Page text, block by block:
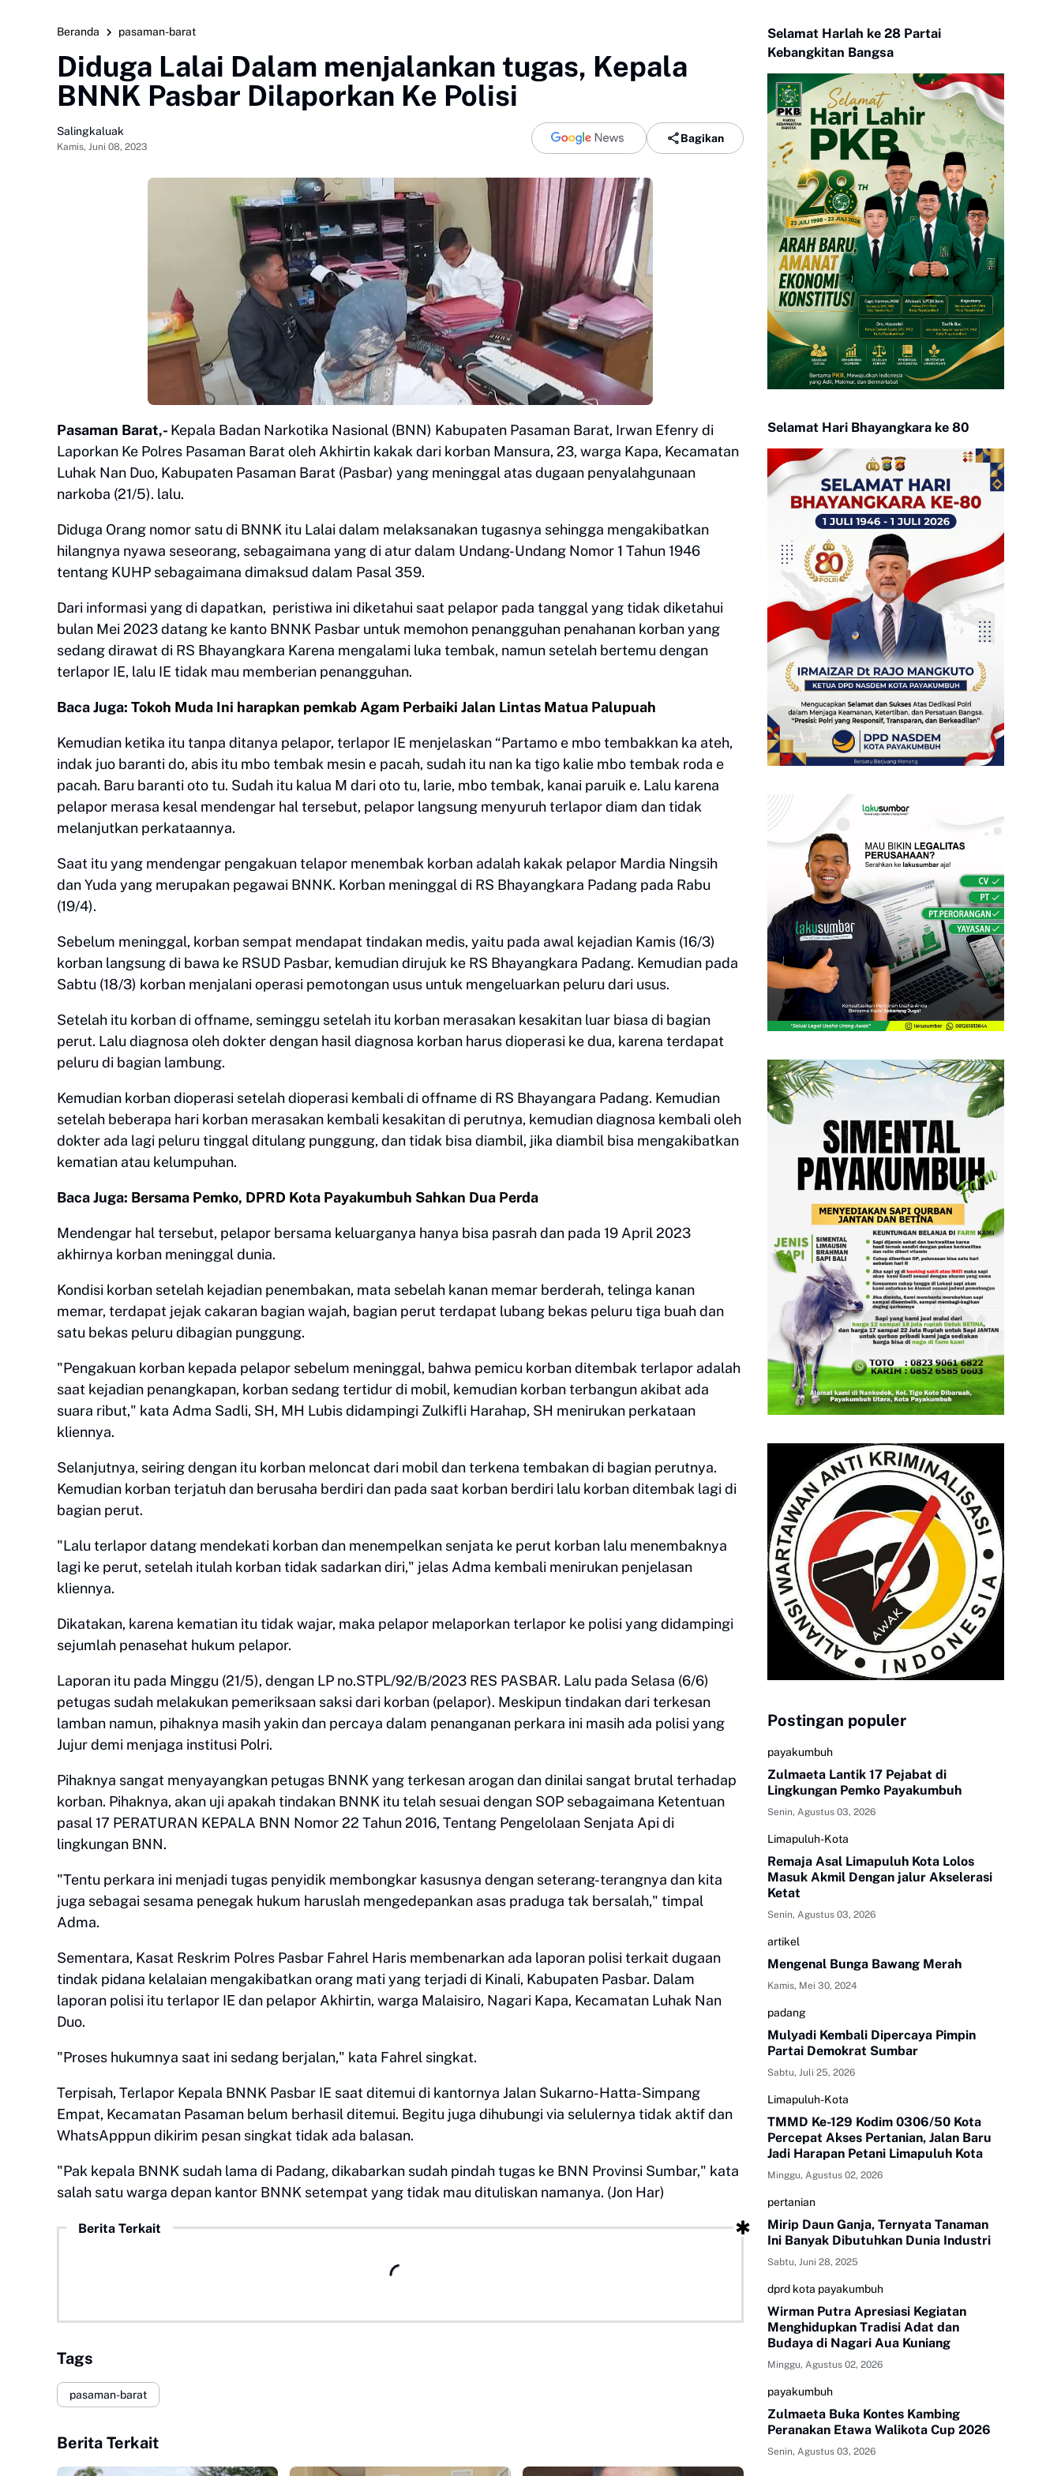
Beranda pasaman-barat
Diduga Lalai Dalam menjalankan tugas, Kepala
BNNK Pasbar Dilaporkan Ke Polisi
Salingkaluak
Kamis, Juni 08, 2023
Bagikan
Pasaman Barat,- Kepala Badan Narkotika Nasional (BNN) Kabupaten Pasaman Barat, Irwan Efenry di
Laporkan Ke Polres Pasaman Barat oleh Akhirtin kakak dari korban Mansura, 23, warga Kapa, Kecamatan
Luhak Nan Duo, Kabupaten Pasaman Barat (Pasbar) yang meninggal atas dugaan penyalahgunaan
narkoba (21/5). lalu.
Diduga Orang nomor satu di BNNK itu Lalai dalam melaksanakan tugasnya sehingga mengakibatkan
hilangnya nyawa seseorang, sebagaimana yang di atur dalam Undang-Undang Nomor 1 Tahun 1946
tentang KUHP sebagaimana dimaksud dalam Pasal 359.
Dari informasi yang di dapatkan, peristiwa ini diketahui saat pelapor pada tanggal yang tidak diketahui
bulan Mei 2023 datang ke kanto BNNK Pasbar untuk memohon penangguhan penahanan korban yang
sedang dirawat di RS Bhayangkara Karena mengalami luka tembak, namun setelah bertemu dengan
terlapor IE, lalu IE tidak mau memberian penangguhan.
Baca Juga: Tokoh Muda Ini harapkan pemkab Agam Perbaiki Jalan Lintas Matua Palupuah
Kemudian ketika itu tanpa ditanya pelapor, terlapor IE menjelaskan “Partamo e mbo tembakkan ka ateh,
indak juo baranti do, abis itu mbo tembak mesin e pacah, sudah itu nan ka tigo kalie mbo tembak roda e
pacah. Baru baranti oto tu. Sudah itu kalua M dari oto tu, larie, mbo tembak, kanai paruik e. Lalu karena
pelapor merasa kesal mendengar hal tersebut, pelapor langsung menyuruh terlapor diam dan tidak
melanjutkan perkataannya.
Saat itu yang mendengar pengakuan telapor menembak korban adalah kakak pelapor Mardia Ningsih
dan Yuda yang merupakan pegawai BNNK. Korban meninggal di RS Bhayangkara Padang pada Rabu
(19/4).
Sebelum meninggal, korban sempat mendapat tindakan medis, yaitu pada awal kejadian Kamis (16/3)
korban langsung di bawa ke RSUD Pasbar, kemudian dirujuk ke RS Bhayangkara Padang. Kemudian pada
Sabtu (18/3) korban menjalani operasi pemotongan usus untuk mengeluarkan peluru dari usus.
Setelah itu korban di offname, seminggu setelah itu korban merasakan kesakitan luar biasa di bagian
perut. Lalu diagnosa oleh dokter dengan hasil diagnosa korban harus dioperasi ke dua, karena terdapat
peluru di bagian lambung.
Kemudian korban dioperasi setelah dioperasi kembali di offname di RS Bhayangara Padang. Kemudian
setelah beberapa hari korban merasakan kembali kesakitan di perutnya, kemudian diagnosa kembali oleh
dokter ada lagi peluru tinggal ditulang punggung, dan tidak bisa diambil, jika diambil bisa mengakibatkan
kematian atau kelumpuhan.
Baca Juga: Bersama Pemko, DPRD Kota Payakumbuh Sahkan Dua Perda
Mendengar hal tersebut, pelapor bersama keluarganya hanya bisa pasrah dan pada 19 April 2023
akhirnya korban meninggal dunia.
Kondisi korban setelah kejadian penembakan, mata sebelah kanan memar berderah, telinga kanan
memar, terdapat jejak cakaran bagian wajah, bagian perut terdapat lubang bekas peluru tiga buah dan
satu bekas peluru dibagian punggung.
"Pengakuan korban kepada pelapor sebelum meninggal, bahwa pemicu korban ditembak terlapor adalah
saat kejadian penangkapan, korban sedang tertidur di mobil, kemudian korban terbangun akibat ada
suara ribut," kata Adma Sadli, SH, MH Lubis didampingi Zulkifli Harahap, SH menirukan perkataan
kliennya.
Selanjutnya, seiring dengan itu korban meloncat dari mobil dan terkena tembakan di bagian perutnya.
Kemudian korban terjatuh dan berusaha berdiri dan pada saat korban berdiri lalu korban ditembak lagi di
bagian perut.
"Lalu terlapor datang mendekati korban dan menempelkan senjata ke perut korban lalu menembaknya
lagi ke perut, setelah itulah korban tidak sadarkan diri," jelas Adma kembali menirukan penjelasan
kliennya.
Dikatakan, karena kematian itu tidak wajar, maka pelapor melaporkan terlapor ke polisi yang didampingi
sejumlah penasehat hukum pelapor.
Laporan itu pada Minggu (21/5), dengan LP no.STPL/92/B/2023 RES PASBAR. Lalu pada Selasa (6/6)
petugas sudah melakukan pemeriksaan saksi dari korban (pelapor). Meskipun tindakan dari terkesan
lamban namun, pihaknya masih yakin dan percaya dalam penanganan perkara ini masih ada polisi yang
Jujur demi menjaga institusi Polri.
Pihaknya sangat menyayangkan petugas BNNK yang terkesan arogan dan dinilai sangat brutal terhadap
korban. Pihaknya, akan uji apakah tindakan BNNK itu telah sesuai dengan SOP sebagaimana Ketentuan
pasal 17 PERATURAN KEPALA BNN Nomor 22 Tahun 2016, Tentang Pengelolaan Senjata Api di
lingkungan BNN.
"Tentu perkara ini menjadi tugas penyidik membongkar kasusnya dengan seterang-terangnya dan kita
juga sebagai sesama penegak hukum haruslah mengedepankan asas praduga tak bersalah," timpal
Adma.
Sementara, Kasat Reskrim Polres Pasbar Fahrel Haris membenarkan ada laporan polisi terkait dugaan
tindak pidana kelalaian mengakibatkan orang mati yang terjadi di Kinali, Kabupaten Pasbar. Dalam
laporan polisi itu terlapor IE dan pelapor Akhirtin, warga Malaisiro, Nagari Kapa, Kecamatan Luhak Nan
Duo.
"Proses hukumnya saat ini sedang berjalan," kata Fahrel singkat.
Terpisah, Terlapor Kepala BNNK Pasbar IE saat ditemui di kantornya Jalan Sukarno-Hatta-Simpang
Empat, Kecamatan Pasaman belum berhasil ditemui. Begitu juga dihubungi via selulernya tidak aktif dan
WhatsApppun dikirim pesan singkat tidak ada balasan.
"Pak kepala BNNK sudah lama di Padang, dikabarkan sudah pindah tugas ke BNN Provinsi Sumbar," kata
salah satu warga depan kantor BNNK setempat yang tidak mau dituliskan namanya. (Jon Har)
Berita Terkait
Tags
pasaman-barat
Berita Terkait
Selamat Harlah ke 28 Partai
Kebangkitan Bangsa
Selamat Hari Bhayangkara ke 80
Postingan populer
payakumbuh
Zulmaeta Lantik 17 Pejabat di
Lingkungan Pemko Payakumbuh
Senin, Agustus 03, 2026
Limapuluh-Kota
Remaja Asal Limapuluh Kota Lolos
Masuk Akmil Dengan jalur Akselerasi
Ketat
Senin, Agustus 03, 2026
artikel
Mengenal Bunga Bawang Merah
Kamis, Mei 30, 2024
padang
Mulyadi Kembali Dipercaya Pimpin
Partai Demokrat Sumbar
Sabtu, Juli 25, 2026
Limapuluh-Kota
TMMD Ke-129 Kodim 0306/50 Kota
Percepat Akses Pertanian, Jalan Baru
Jadi Harapan Petani Limapuluh Kota
Minggu, Agustus 02, 2026
pertanian
Mirip Daun Ganja, Ternyata Tanaman
Ini Banyak Dibutuhkan Dunia Industri
Sabtu, Juni 28, 2025
dprd kota payakumbuh
Wirman Putra Apresiasi Kegiatan
Menghidupkan Tradisi Adat dan
Budaya di Nagari Aua Kuniang
Minggu, Agustus 02, 2026
payakumbuh
Zulmaeta Buka Kontes Kambing
Peranakan Etawa Walikota Cup 2026
Senin, Agustus 03, 2026